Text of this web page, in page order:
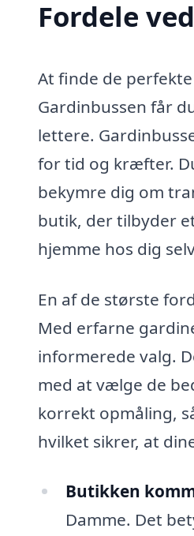
Fordele
At finde de
Gardinbussen får
lettere.
for tid og kræfter.
bekymre dig om
butik, der tilbyder
hjemme hos dig
En af de største
Med erfarne
informerede valg.
med at vælge de
korrekt opmåling,
hvilket sikrer, at
Butikken
Damme. Det